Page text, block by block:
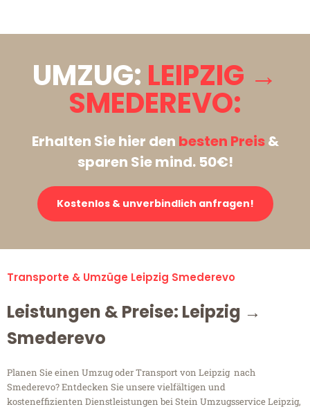
UMZUG: LEIPZIG →
SMEDEREVO:
Erhalten Sie hier den besten Preis&
sparen Sie mind. 50€!
Kostenlos & unverbindlich anfragen!
Transporte & Umzüge Leipzig Smederevo
Leistungen & Preise: Leipzig →
Smederevo
Planen Sie einen Umzug oder Transport von Leipzig nach
Smederevo? Entdecken Sie unsere vielfältigen und
kosteneffizienten Dienstleistungen bei Stein Umzugsservice Leipzig,